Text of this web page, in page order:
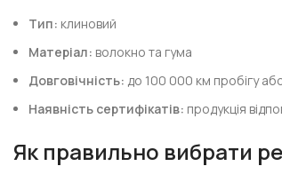
Тип: клиновий
Матеріал: волокно та гума
Довговічність: до 100 000 км пробігу
Наявність сертифікатів: продукція
Як правильно вибрати